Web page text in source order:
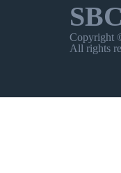
확장형
Copyright
All rights